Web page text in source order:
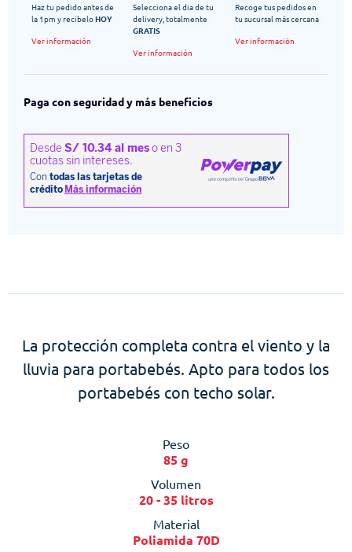
Haz tu pedido antes de
la 1pm y recibeloHOY
Ver información
Selecciona el dia de tu
delivery, totalmente
GRATIS
Ver información
Recoge tus pedidos en
tu sucursal más cercana
Ver información
Paga con seguridad y más beneficios
La protección completa contra el viento y la
lluvia para portabebés. Apto para todos los
portabebés con techo solar.
Peso
85 g
Volumen
20 - 35 litros
Material
Poliamida 70D